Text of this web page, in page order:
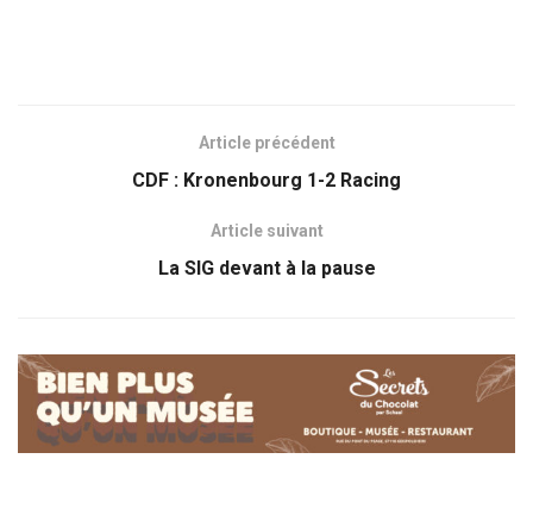
Article précédent
CDF : Kronenbourg 1-2 Racing
Article suivant
La SIG devant à la pause